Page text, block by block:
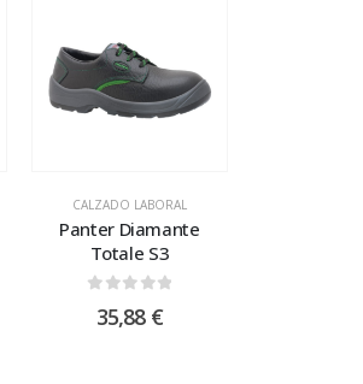
CALZADO LABORAL
Panter Diamante
Totale S3
35,88 €